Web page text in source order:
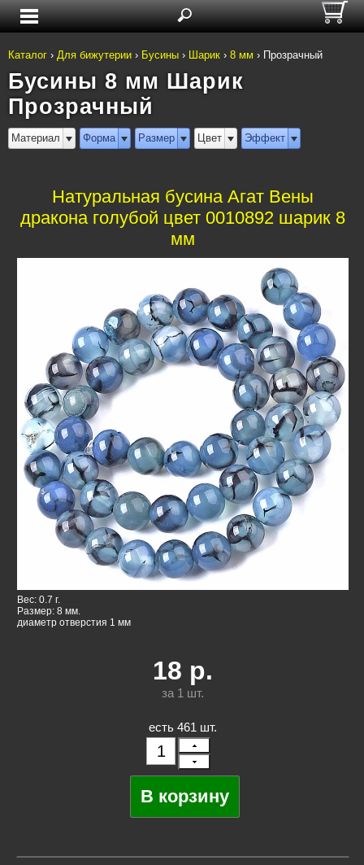
Каталог › Для бижутерии › Бусины › Шарик › 8 мм › Прозрачный
Бусины 8 мм Шарик
Прозрачный
Материал Форма Размер Цвет Эффект
Натуральная бусина Агат Вены
дракона голубой цвет 0010892 шарик 8
мм
Вес: 0.7 г.
Размер: 8 мм.
диаметр отверстия 1 мм
18 р.
за 1 шт.
есть 461 шт.